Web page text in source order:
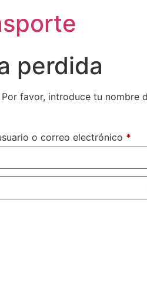
perdida
favor, introduce tu
o correo electrónico *